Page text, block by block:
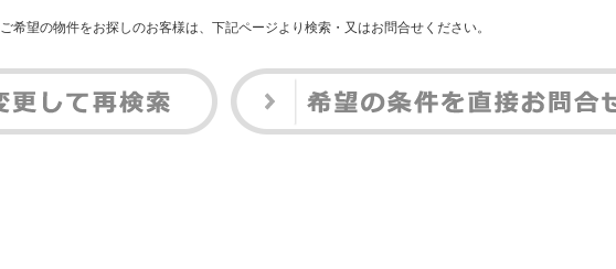
ご希望の物件をお探しのお客様は、下記ページより検索・又はお問合せください。